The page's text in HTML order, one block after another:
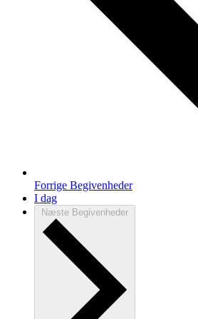
Forrige Begivenheder
I dag
Næste Begivenheder